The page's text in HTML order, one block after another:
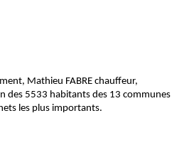
Mathieu FABRE chauffeur,
des 5533 habitants des 13 communes
les plus importants.